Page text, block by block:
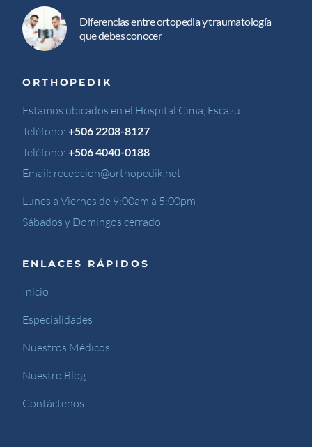
Diferencias entre ortopedia y traumatología
que debes conocer
ORTHOPEDIK
Estamos ubicados en el Hospital Cima, Escazú.
Teléfono:+506 2208-8127
Teléfono:+506 4040-0188
Email: recepcion@orthopedik.net
Lunes a Viernes de 9:00am a 5:00pm
Sábados y Domingos cerrado.
ENLACES RÁPIDOS
Inicio
Especialidades
Nuestros Médicos
Nuestro Blog
Contáctenos